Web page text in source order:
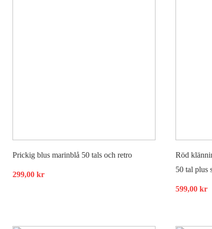
Prickig blus marinblå 50 tals och retro
299,00 kr
Röd
50 tal plus
599,00 kr